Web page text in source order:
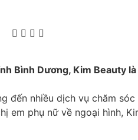
Bình Dương, Kim Beauty
đến nhiều dịch vụ chăm
em phụ nữ về ngoại hình,